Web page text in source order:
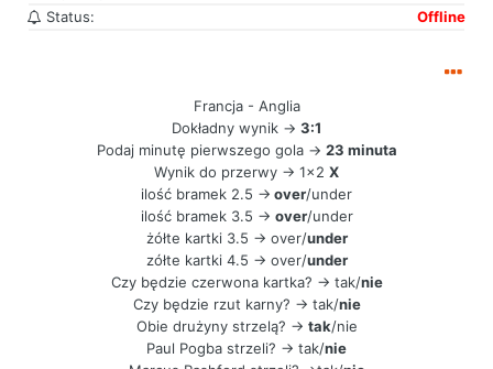
Status:
Offline
Francja - Anglia
Dokładny wynik -> 3:1
Podaj minutę pierwszego gola -> 23 minuta
Wynik do przerwy -> 1x2 X
ilość bramek 2.5 -> over/under
ilość bramek 3.5 -> over/under
żółte kartki 3.5 -> over/under
zółte kartki 4.5 -> over/under
Czy będzie czerwona kartka? -> tak/nie
Czy będzie rzut karny? -> tak/nie
Obie drużyny strzelą? -> tak/nie
Paul Pogba strzeli? -> tak/nie